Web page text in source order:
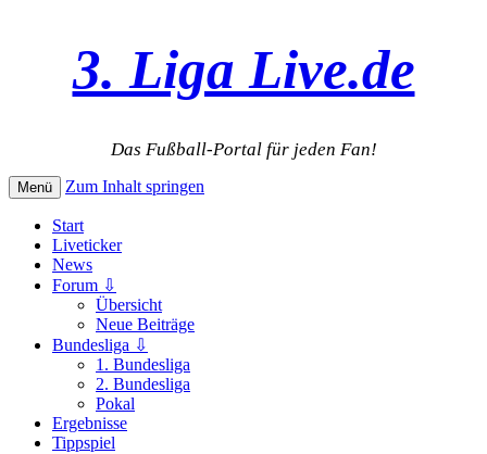
3. Liga Live.de
Das Fußball-Portal für jeden Fan!
Menü Zum Inhalt springen
Start
Liveticker
News
Forum ⇩
Übersicht
Neue Beiträge
Bundesliga ⇩
1. Bundesliga
2. Bundesliga
Pokal
Ergebnisse
Tippspiel